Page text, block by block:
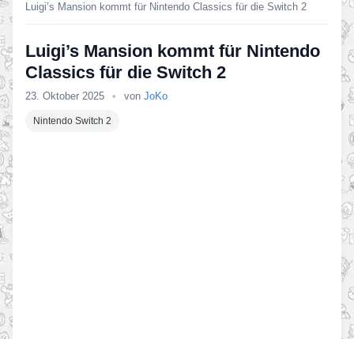
Luigi’s Mansion kommt für Nintendo Classics für die Switch 2
Luigi’s Mansion kommt für Nintendo
Classics für die Switch 2
23. Oktober 2025 • von JoKo
Nintendo Switch 2